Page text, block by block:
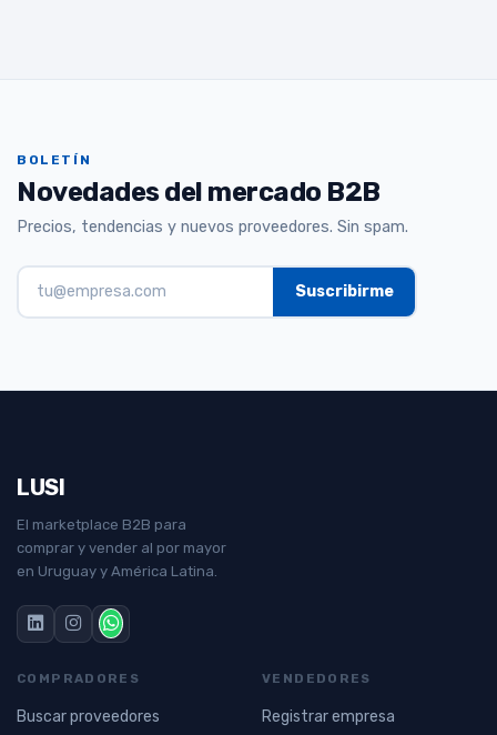
BOLETÍN
Novedades del mercado B2B
Precios, tendencias y nuevos proveedores. Sin spam.
LUSI
El marketplace B2B para
comprar y vender al por mayor
en Uruguay y América Latina.
COMPRADORES
Buscar proveedores
VENDEDORES
Registrar empresa